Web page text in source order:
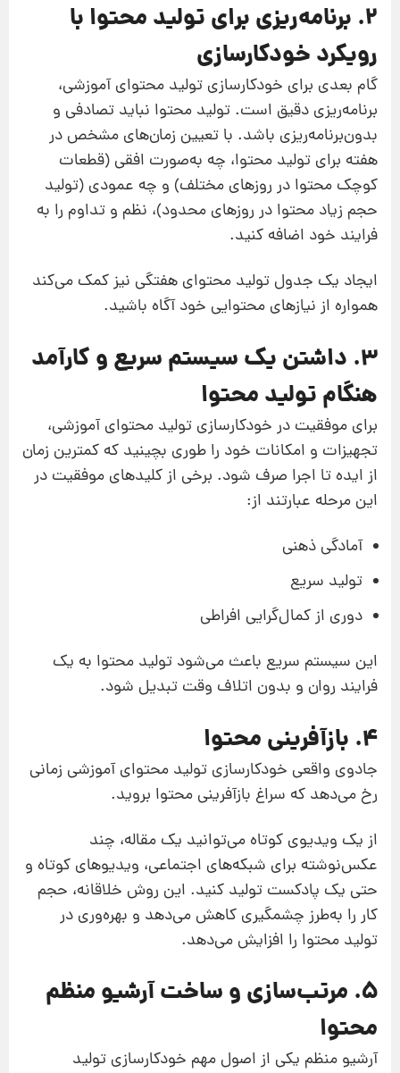
2. برنامه‌ریزی برای تولید محتوا با
رویکرد خودکارسازی
گام بعدی برای خودکارسازی تولید محتوای آموزشی،
برنامه‌ریزی دقیق است. تولید محتوا نباید تصادفی و
بدون‌برنامه‌ریزی باشد. با تعیین زمان‌های مشخص در
هفته برای تولید محتوا، چه به‌صورت افقی (قطعات
کوچک محتوا در روزهای مختلف) و چه عمودی (تولید
حجم زیاد محتوا در روزهای محدود)، نظم و تداوم را به
فرایند خود اضافه کنید.
ایجاد یک جدول تولید محتوای هفتگی نیز کمک می‌کند
همواره از نیازهای محتوایی خود آگاه باشید.
3. داشتن یک سیستم سریع و کارآمد
هنگام تولید محتوا
برای موفقیت در خودکارسازی تولید محتوای آموزشی،
تجهیزات و امکانات خود را طوری بچینید که کمترین زمان
از ایده تا اجرا صرف شود. برخی از کلیدهای موفقیت در
این مرحله عبارتند از:
آمادگی ذهنی
تولید سریع
دوری از کمال‌گرایی افراطی
این سیستم سریع باعث می‌شود تولید محتوا به یک
فرایند روان و بدون اتلاف وقت تبدیل شود.
4. بازآفرینی محتوا
جادوی واقعی خودکارسازی تولید محتوای آموزشی زمانی
رخ می‌دهد که سراغ بازآفرینی محتوا بروید.
از یک ویدیوی کوتاه می‌توانید یک مقاله، چند
عکس‌نوشته برای شبکه‌های اجتماعی، ویدیوهای کوتاه و
حتی یک پادکست تولید کنید. این روش خلاقانه، حجم
کار را به‌طرز چشمگیری کاهش می‌دهد و بهره‌وری در
تولید محتوا را افزایش می‌دهد.
5. مرتب‌سازی و ساخت آرشیو منظم
محتوا
آرشیو منظم یکی از اصول مهم خودکارسازی تولید